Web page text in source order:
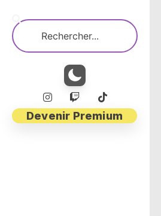
Devenir Premium